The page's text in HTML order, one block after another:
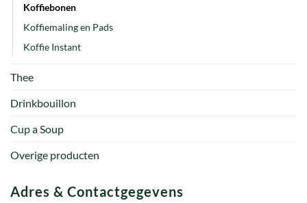
Koffiebonen
Koffiemaling en Pads
Koffie Instant
Thee
Drinkbouillon
Cup a Soup
Overige producten
Adres & Contactgegevens